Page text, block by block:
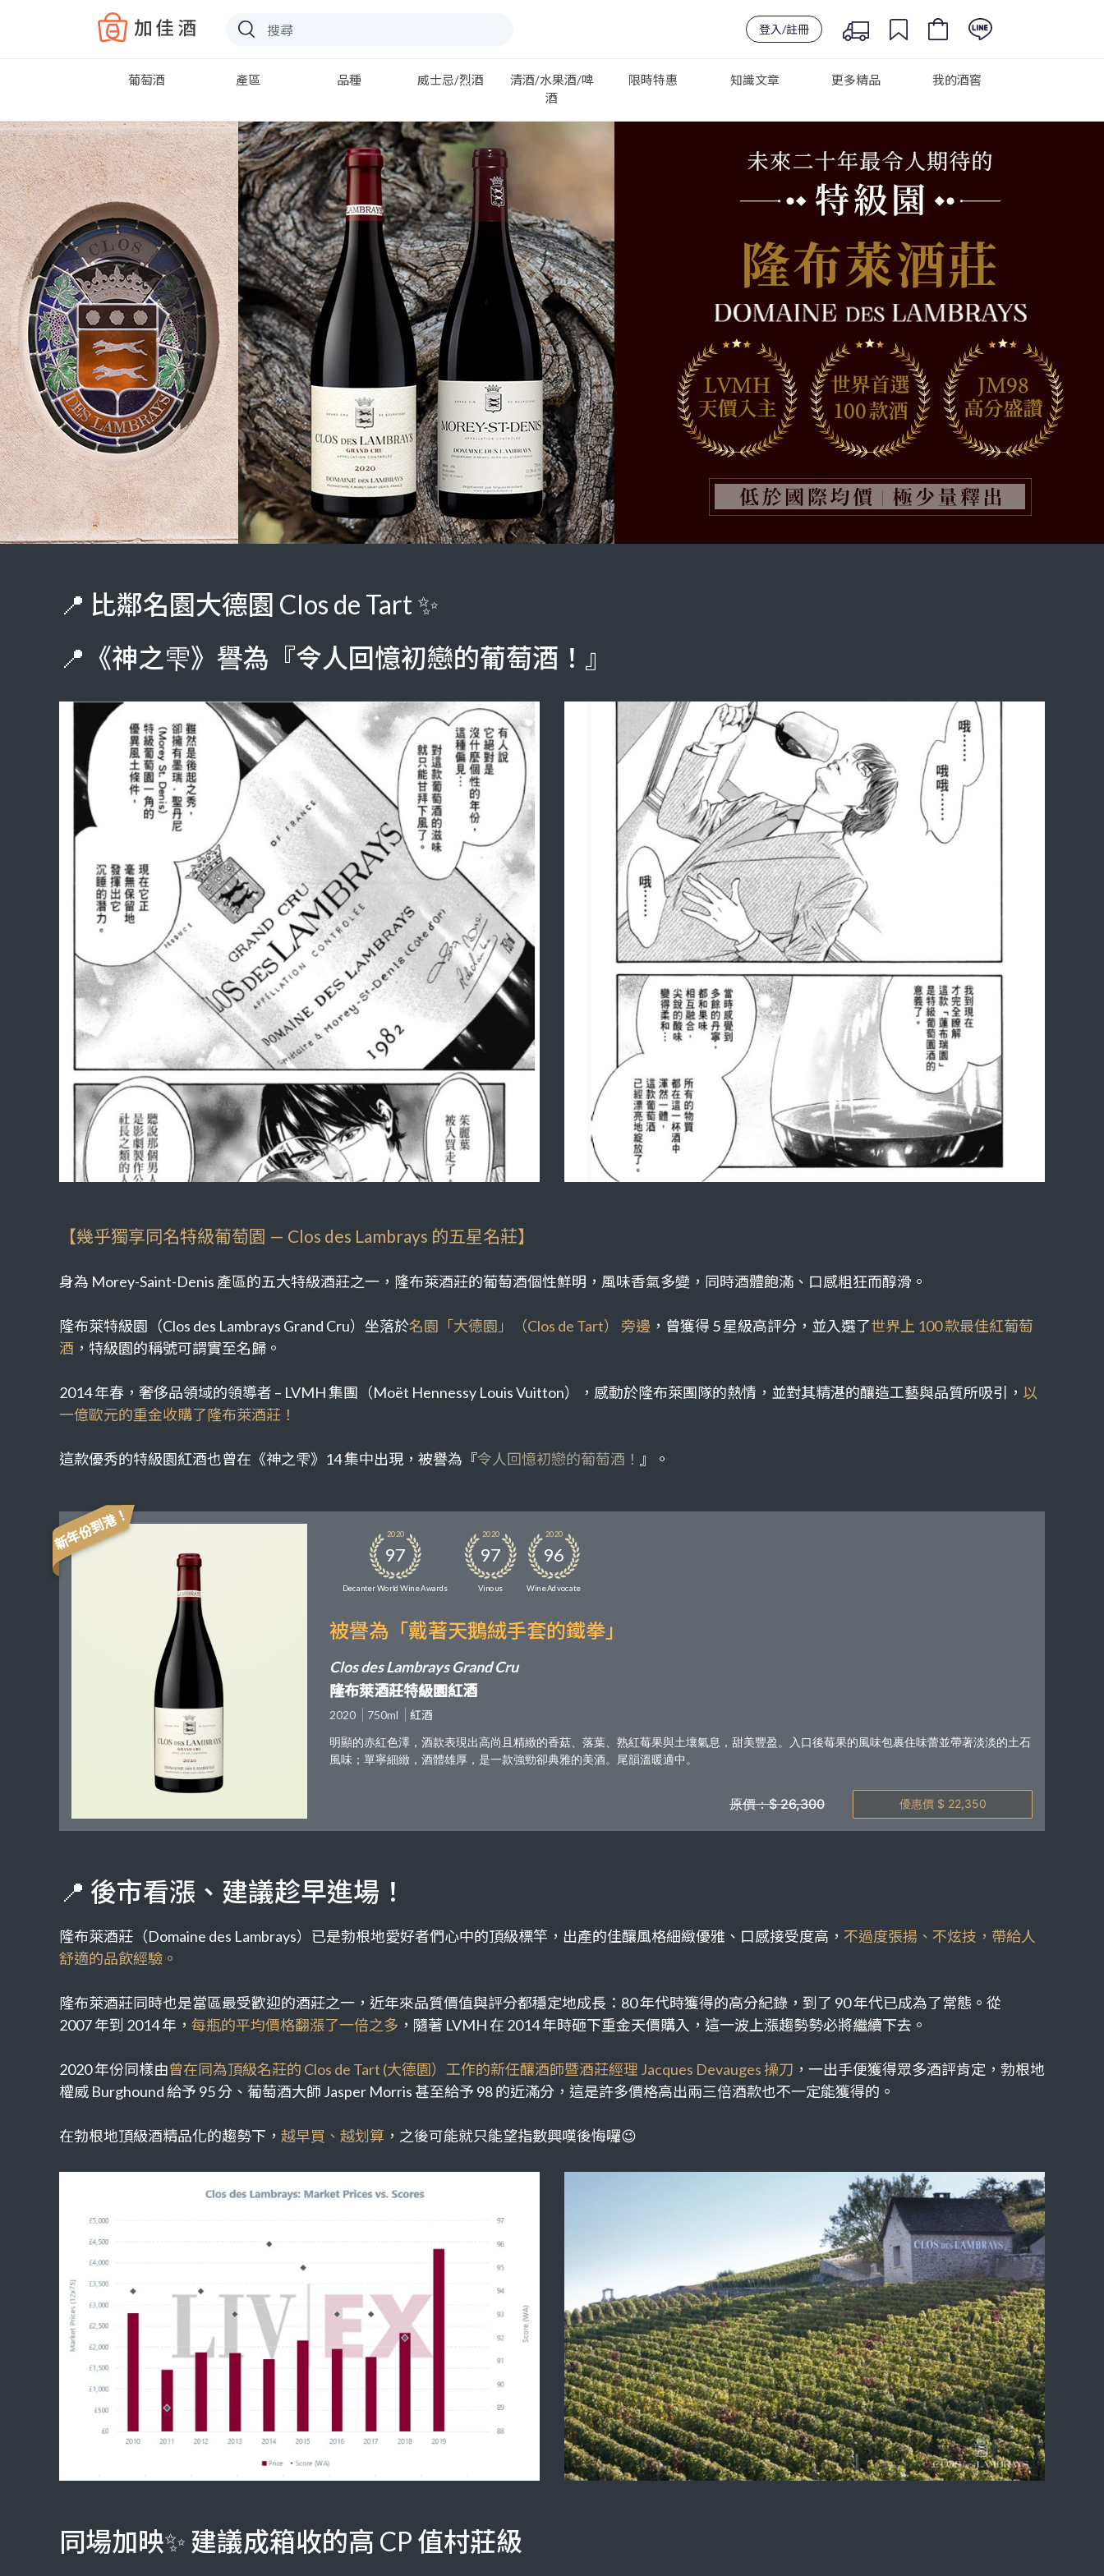
Baccus
登入/註冊
葡萄酒 產區 品種 威士忌/烈酒
清酒/水果酒/啤
酒
限時特惠 知識文章 更多精品 我的酒窖
📍 比鄰名園大德園 Clos de Tart ✨
📍《神之雫》譽為『令人回憶初戀的葡萄酒！』
【幾乎獨享同名特級葡萄園 — Clos des Lambrays 的五星名莊】
身為 Morey-Saint-Denis 產區的五大特級酒莊之一，隆布萊酒莊的葡萄酒個性鮮明，風味香氣多變，同時酒體飽滿、口感粗狂而醇滑。
隆布萊特級園（Clos des Lambrays Grand Cru）坐落於名園「大德園」（Clos de Tart） 旁邊 ，曾獲得 5 星級高評分，並入選了世界上 100 款最佳紅葡萄
酒 ，特級園的稱號可謂實至名歸。
2014 年春，奢侈品領域的領導者 – LVMH 集團（Moët Hennessy Louis Vuitton），感動於隆布萊團隊的熱情，並對其精湛的釀造工藝與品質所吸引， 以
一億歐元的重金收購了隆布萊酒莊！
這款優秀的特級園紅酒也曾在《神之雫》14 集中出現，被譽為『令人回憶初戀的葡萄酒！ 』。
新年份到港！ 2020
97
Decanter World Wine Awards
2020
97
Vinous
2020
96
Wine Advocate
被譽為「戴著天鵝絨手套的鐵拳」
Clos des Lambrays Grand Cru
隆布萊酒莊特級園紅酒
2020 750ml
紅酒
明顯的赤紅色澤，酒款表現出高尚且精緻的香菇、落葉、熟紅莓果與土壤氣息，甜美豐盈。入口後莓果的風味包裹住味蕾並帶著淡淡的土石
風味；單寧細緻，酒體雄厚，是一款強勁卻典雅的美酒。尾韻溫暖適中。
原價：$ 26,300 優惠價 $ 22,350
📍 後市看漲、建議趁早進場！
隆布萊酒莊（Domaine des Lambrays） 已是勃根地愛好者們心中的頂級標竿，出產的佳釀風格細緻優雅、口感接受度高， 不過度張揚、不炫技，帶給人
舒適的品飲經驗。
隆布萊酒莊同時也是當區最受歡迎的酒莊之一，近年來品質價值與評分都穩定地成長： 80年代時獲得的高分紀錄，到了 90年代已成為了常態。 從
2007年到 2014年， 每瓶的平均價格翻漲了一倍之多 ，隨著 LVMH 在 2014年時砸下重金天價購入，這一波上漲趨勢勢必將繼續下去。
2020年份同樣由曾在同為頂級名莊的 Clos de Tart (大德園）工作的新任釀酒師暨酒莊經理 Jacques Devauges 操刀 ，一出手便獲得眾多酒評肯定，勃根地
權威 Burghound給予 95分、葡萄酒大師Jasper Morris 甚至給予 98的近滿分，這是許多價格高出兩三倍酒款也不一定能獲得的。
在勃根地頂級酒精品化的趨勢下， 越早買、越划算 ，之後可能就只能望指數興嘆後悔囉😉
同場加映✨ 建議成箱收的高 CP 值村莊級